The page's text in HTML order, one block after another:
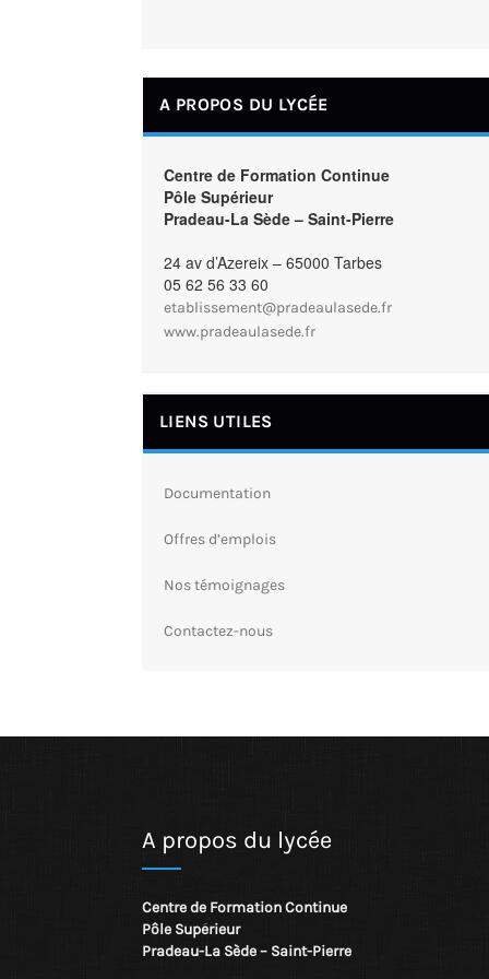
A PROPOS DU LYCÉE
Centre de Formation Continue
Pôle Supérieur
Pradeau-La Sède – Saint-Pierre
24 av d’Azereix – 65000 Tarbes
05 62 56 33 60
etablissement@pradeaulasede.fr
www.pradeaulasede.fr
LIENS UTILES
Documentation
Offres d’emplois
Nos témoignages
Contactez-nous
A propos du lycée
Centre de Formation Continue
Pôle Supérieur
Pradeau-La Sède – Saint-Pierre